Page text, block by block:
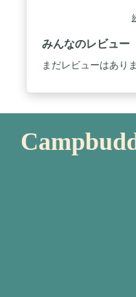
ーコード付 ・ポケッ
左裾にブランドロゴ
より仕様やデザイン
合がございます。 ・
する場合がございま
みんなのレビュー
まだレビューはあり